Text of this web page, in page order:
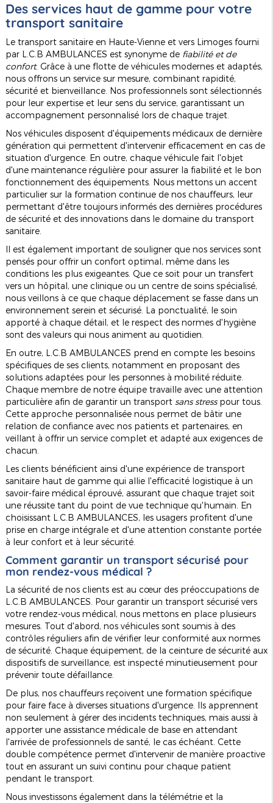
Des services haut de gamme pour votre
transport sanitaire
Le transport sanitaire en Haute-Vienne et vers Limoges fourni
par L.C.B AMBULANCES est synonyme de fiabilité et de
confort. Grâce à une flotte de véhicules modernes et adaptés,
nous offrons un service sur mesure, combinant rapidité,
sécurité et bienveillance. Nos professionnels sont sélectionnés
pour leur expertise et leur sens du service, garantissant un
accompagnement personnalisé lors de chaque trajet.
Nos véhicules disposent d'équipements médicaux de dernière
génération qui permettent d'intervenir efficacement en cas de
situation d'urgence. En outre, chaque véhicule fait l'objet
d'une maintenance régulière pour assurer la fiabilité et le bon
fonctionnement des équipements. Nous mettons un accent
particulier sur la formation continue de nos chauffeurs, leur
permettant d'être toujours informés des dernières procédures
de sécurité et des innovations dans le domaine du transport
sanitaire.
Il est également important de souligner que nos services sont
pensés pour offrir un confort optimal, même dans les
conditions les plus exigeantes. Que ce soit pour un transfert
vers un hôpital, une clinique ou un centre de soins spécialisé,
nous veillons à ce que chaque déplacement se fasse dans un
environnement serein et sécurisé. La ponctualité, le soin
apporté à chaque détail, et le respect des normes d'hygiène
sont des valeurs qui nous animent au quotidien.
En outre, L.C.B AMBULANCES prend en compte les besoins
spécifiques de ses clients, notamment en proposant des
solutions adaptées pour les personnes à mobilité réduite.
Chaque membre de notre équipe travaille avec une attention
particulière afin de garantir un transport sans stresspour tous.
Cette approche personnalisée nous permet de bâtir une
relation de confiance avec nos patients et partenaires, en
veillant à offrir un service complet et adapté aux exigences de
chacun.
Les clients bénéficient ainsi d'une expérience de transport
sanitaire haut de gamme qui allie l'efficacité logistique à un
savoir-faire médical éprouvé, assurant que chaque trajet soit
une réussite tant du point de vue technique qu'humain. En
choisissant L.C.B AMBULANCES, les usagers profitent d'une
prise en charge intégrale et d'une attention constante portée
à leur confort et à leur sécurité.
Comment garantir un transport sécurisé pour
mon rendez-vous médical ?
La sécurité de nos clients est au cœur des préoccupations de
L.C.B AMBULANCES. Pour garantir un transport sécurisé vers
votre rendez-vous médical, nous mettons en place plusieurs
mesures. Tout d'abord, nos véhicules sont soumis à des
contrôles réguliers afin de vérifier leur conformité aux normes
de sécurité. Chaque équipement, de la ceinture de sécurité aux
dispositifs de surveillance, est inspecté minutieusement pour
prévenir toute défaillance.
De plus, nos chauffeurs reçoivent une formation spécifique
pour faire face à diverses situations d'urgence. Ils apprennent
non seulement à gérer des incidents techniques, mais aussi à
apporter une assistance médicale de base en attendant
l'arrivée de professionnels de santé, le cas échéant. Cette
double compétence permet d'intervenir de manière proactive
tout en assurant un suivi continu pour chaque patient
pendant le transport.
Nous investissons également dans la télémétrie et la